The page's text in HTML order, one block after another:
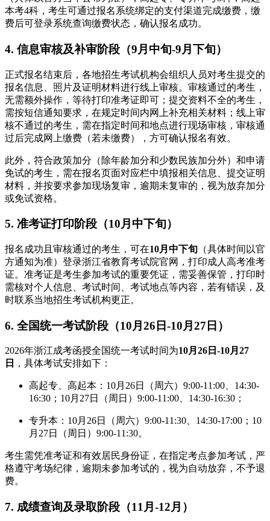
本考4科，考生可通过报名系统绑定的支付渠道完成缴费，缴
费后可登录系统查询缴费状态，确认报名成功。
4. 信息审核及补审阶段（9月中旬-9月下旬）
正式报名结束后，各地招生考试机构会组织人员对考生提交的
报名信息、照片及证明材料进行线上审核。审核通过的考生，
无需额外操作，等待打印准考证即可；提交资料不全的考生，
需按短信通知要求，在规定时间内网上补充相关材料；线上审
核不通过的考生，需在指定时间和地点进行现场审核，审核通
过后完成网上缴费（若未缴费），方可确认报名有效。
此外，符合政策加分（除年龄加分和少数民族加分外）和申请
免试的考生，需在报名页面对应栏中填报相关信息、提交证明
材料，并按要求参加现场复审，逾期未复审的，视为放弃加分
或免试资格。
5. 准考证打印阶段（10月中下旬）
报名成功且审核通过的考生，可在10月中下旬 （具体时间以官
方通知为准）登录浙江省教育考试院官网，打印成人高考准考
证。准考证是考生参加考试的重要凭证，需妥善保管，打印时
需核对个人信息、考试时间、考试地点等内容，若有错误，及
时联系当地招生考试机构更正。
6. 全国统一考试阶段（10月26日-10月27日）
2026年浙江成考函授全国统一考试时间为10月26日-10月27
日
，具体考试安排如下：
高起专、高起本：10月26日（周六）9:00-11:00、14:30-
16:30；10月27日（周日）9:00-11:00、14:30-16:30；
专升本：10月26日（周六）9:00-11:30、14:30-17:00；10
月27日（周日）9:00-11:30。
考生需凭准考证和有效居民身份证，在指定考点参加考试，严
格遵守考场纪律，逾期未参加考试的，视为自动放弃，不予退
费。
7. 成绩查询及录取阶段（11月-12月）